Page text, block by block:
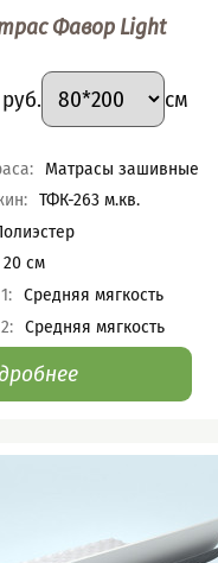
Фавор Light
руб.
Подобрать вариант
Размер
см
:
Матрасы зашивные
: ТФК-263 м.кв.
20 см
: Средняя мягкость
: Средняя мягкость